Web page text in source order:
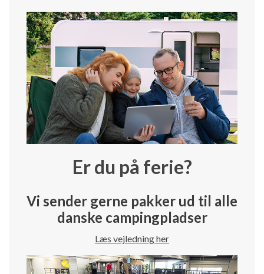
Er du på ferie?
Vi sender gerne pakker ud til alle
danske campingpladser
Læs vejledning her